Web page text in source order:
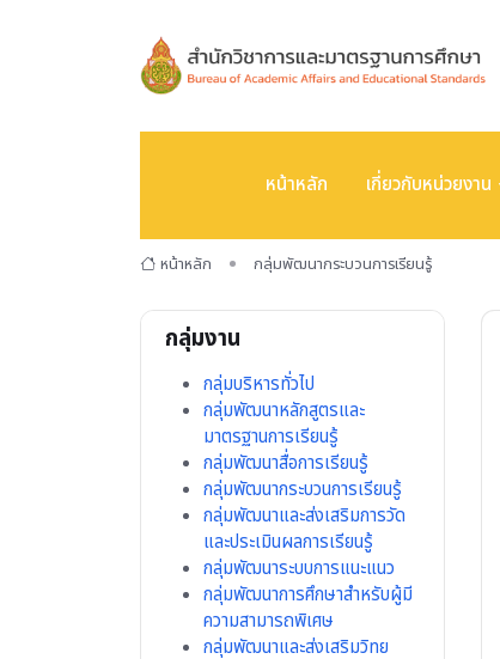
หน้าหลัก เกี่ยวกับหน่วยงาน
หน้าหลัก กลุ่มพัฒนากระบวนการเรียนรู้
กลุ่มงาน
กลุ่มบริหารทั่วไป
กลุ่มพัฒนาหลักสูตรและ
มาตรฐานการเรียนรู้
กลุ่มพัฒนาสื่อการเรียนรู้
กลุ่มพัฒนากระบวนการเรียนรู้
กลุ่มพัฒนาและส่งเสริมการวัด
และประเมินผลการเรียนรู้
กลุ่มพัฒนาระบบการแนะแนว
กลุ่มพัฒนาการศึกษาสำหรับผู้มี
ความสามารถพิเศษ
กลุ่มพัฒนาและส่งเสริมวิทย